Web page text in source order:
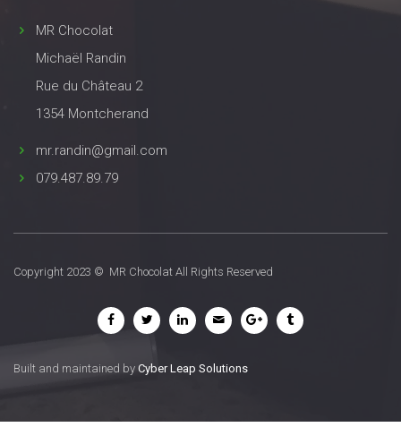
MR Chocolat
Michaël Randin
Rue du Château 2
1354 Montcherand
mr.randin@gmail.com
079.487.89.79
Copyright 2023 © MR Chocolat All Rights Reserved
Built and maintained by Cyber Leap Solutions